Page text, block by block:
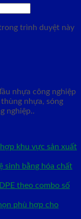
trình duyệt này
nhựa công nghiệp
nhựa, sóng
nghiệp..
khu vực sản xuất
sinh bằng hóa chất
theo combo số
phù hợp cho